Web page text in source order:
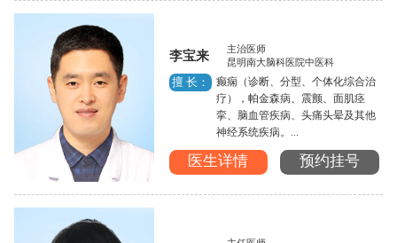
李宝来
主治医师
昆明南大脑科医院中医科
擅 长：
癫痫（诊断、分型、个体化综合治
疗），帕金森病、震颤、面肌痉
挛、脑血管疾病、头痛头晕及其他
神经系统疾病。...
医生详情 预约挂号